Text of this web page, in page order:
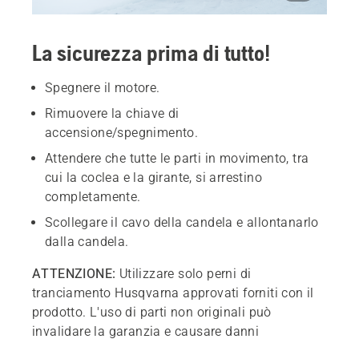
La sicurezza prima di tutto!
Spegnere il motore.
Rimuovere la chiave di
accensione/spegnimento.
Attendere che tutte le parti in movimento, tra
cui la coclea e la girante, si arrestino
completamente.
Scollegare il cavo della candela e allontanarlo
dalla candela.
ATTENZIONE: Utilizzare solo perni di
tranciamento Husqvarna approvati forniti con il
prodotto. L'uso di parti non originali può
invalidare la garanzia e causare danni